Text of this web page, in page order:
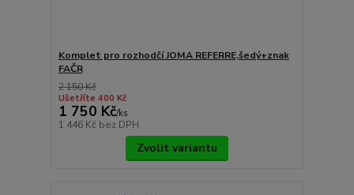
Komplet pro rozhodčí JOMA REFERRE,šedý+znak
FAČR
2 150 Kč
Ušetříte 400 Kč
1 750 Kč/ks
1 446 Kč bez DPH
Zvolit variantu